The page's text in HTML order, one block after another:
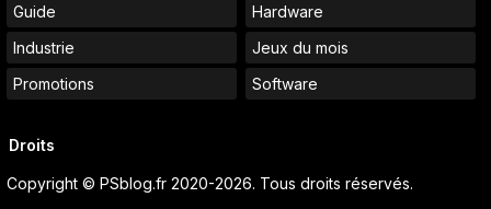
Guide
Hardware
Industrie
Jeux du mois
Promotions
Software
Droits
Copyright © PSblog.fr 2020-2026. Tous droits réservés.